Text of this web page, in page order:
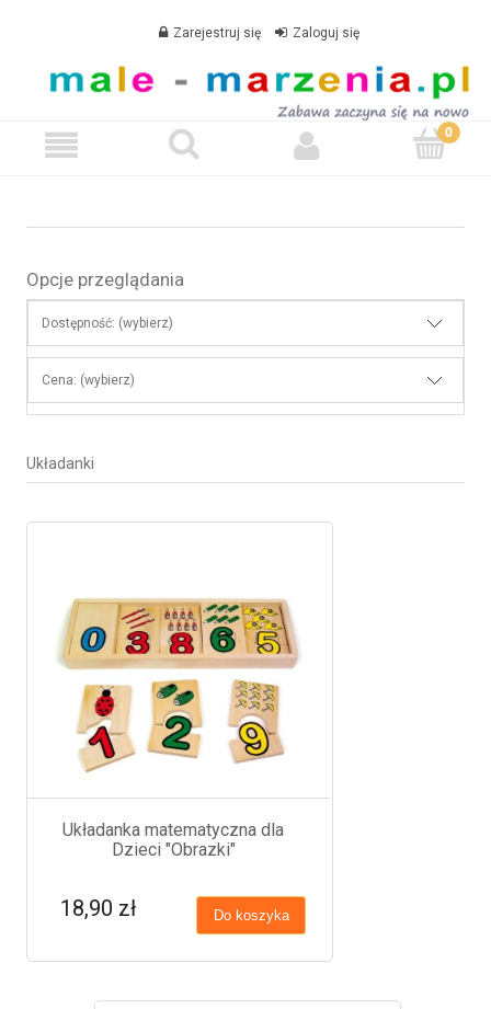
Zarejestruj się Zaloguj się
Opcje przeglądania
Dostępność: (wybierz)
Cena: (wybierz)
Układanki
Układanka matematyczna dla
Dzieci "Obrazki"
18,90 zł Do koszyka